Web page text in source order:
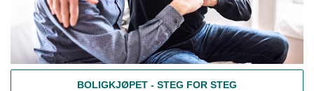
BOLIGKJØPET - STEG FOR STEG